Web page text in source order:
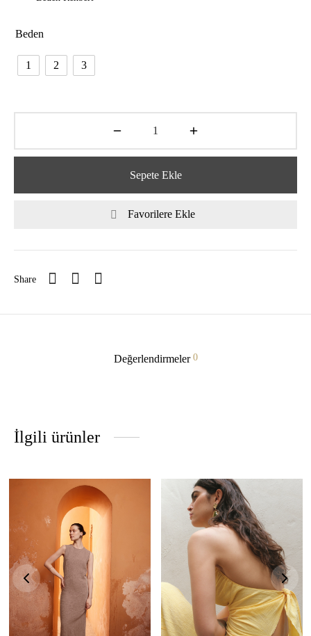
Beden
1 2 3
Sepete Ekle
Favorilere Ekle
Share
Değerlendirmeler 0
İlgili ürünler